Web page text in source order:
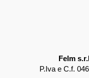
Felm
P.Iva e C.f.